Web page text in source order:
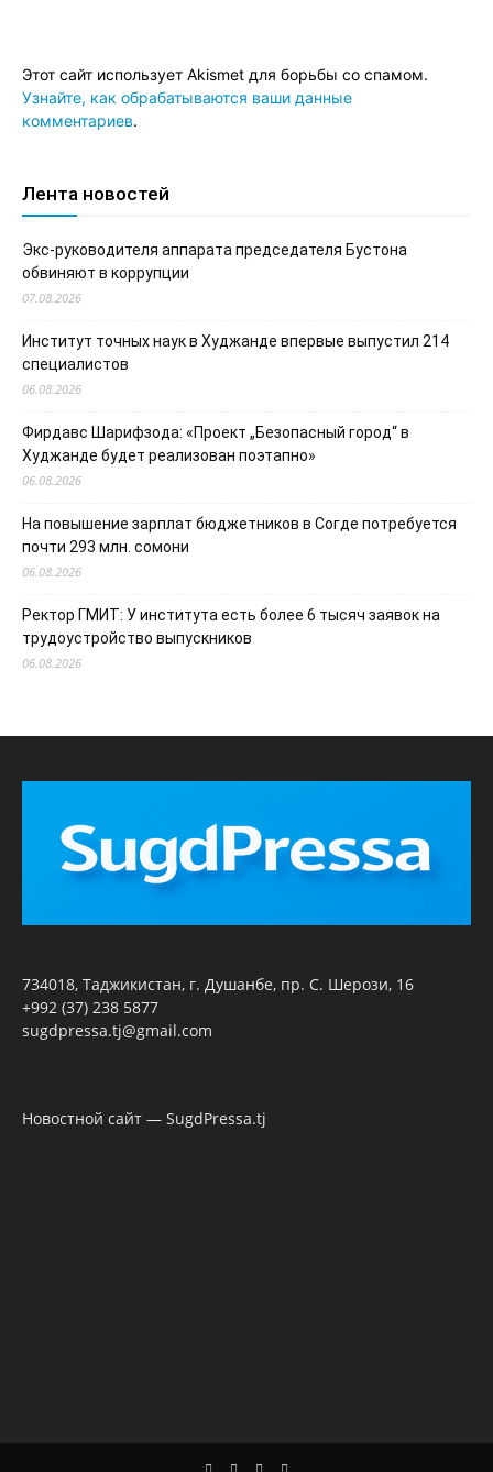
Этот сайт использует Akismet для борьбы со спамом.
Узнайте, как обрабатываются ваши данные
комментариев.
Лента новостей
Экс-руководителя аппарата председателя Бустона
обвиняют в коррупции
07.08.2026
Институт точных наук в Худжанде впервые выпустил 214
специалистов
06.08.2026
Фирдавс Шарифзода: «Проект „Безопасный город“ в
Худжанде будет реализован поэтапно»
06.08.2026
На повышение зарплат бюджетников в Согде потребуется
почти 293 млн. сомони
06.08.2026
Ректор ГМИТ: У института есть более 6 тысяч заявок на
трудоустройство выпускников
06.08.2026
734018, Таджикистан, г. Душанбе, пр. С. Шерози, 16
+992 (37) 238 5877
sugdpressa.tj@gmail.com
Новостной сайт — SugdPressa.tj